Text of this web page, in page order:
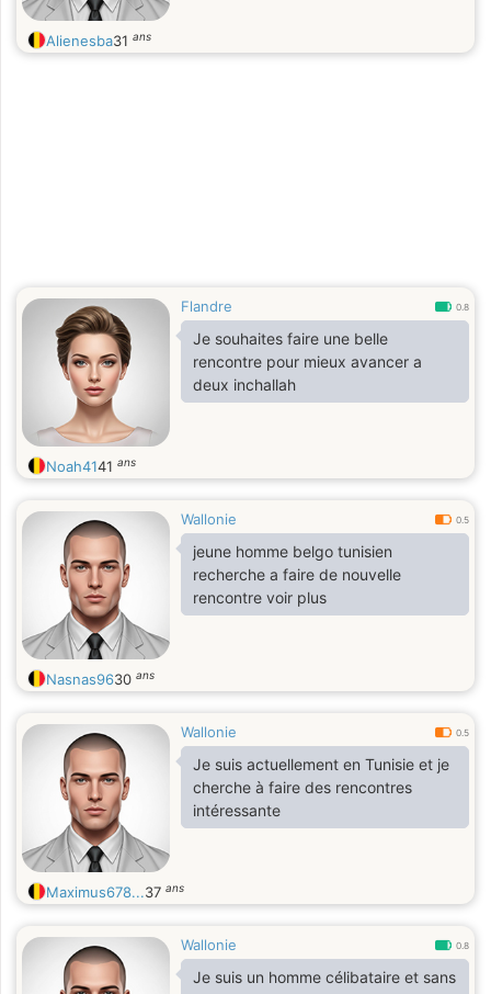
Alienesba31 ans
Flandre 0.8
Je souhaites faire une belle
rencontre pour mieux avancer a
deux inchallah
Noah4141 ans
Wallonie 0.5
jeune homme belgo tunisien
recherche a faire de nouvelle
rencontre voir plus
Nasnas9630 ans
Wallonie 0.5
Je suis actuellement en Tunisie et je
cherche à faire des rencontres
intéressante
Maximus678...37 ans
Wallonie 0.8
Je suis un homme célibataire et sans